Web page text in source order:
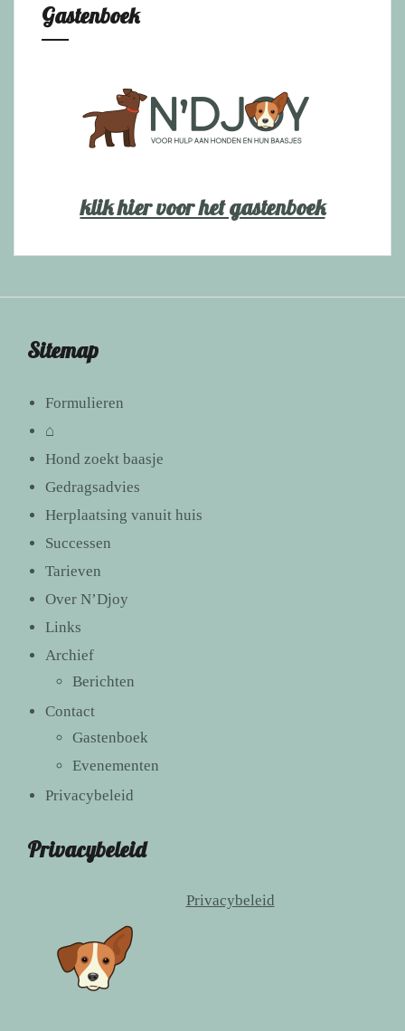
Gastenboek
klik hier voor het gastenboek
Sitemap
Formulieren
⌂
Hond zoekt baasje
Gedragsadvies
Herplaatsing vanuit huis
Successen
Tarieven
Over N’Djoy
Links
Archief
Berichten
Contact
Gastenboek
Evenementen
Privacybeleid
Privacybeleid
Privacybeleid